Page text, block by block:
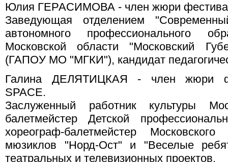
Юлия ГЕРАСИМОВА - член жюри
Заведующая отделением
автономного профессионального
Московской области "Московский
(ГАПОУ МО "МГКИ"), кандидат
Галина ДЕЛЯТИЦКАЯ - член жюри
SPACE.
Заслуженный работник культуры
балетмейстер Детской
хореограф-балетмейстер
мюзиклов "Норд-Ост" и "Веселые
театральных и телевизионных проектов.